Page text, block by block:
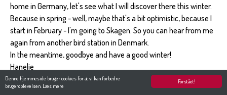
Forstået!
Denne hjemmeside bruger cookies for at vi kan forbedre
brugeroplevelsen. Læs mere
home in Germany, let's see what I will discover there this winter.
Because in spring - well, maybe that's a bit optimistic, because I
start in February - I'm going to Skagen. So you can hear from me
again from another bird station in Denmark.
In the meantime, goodbye and have a good winter!
Hanelie